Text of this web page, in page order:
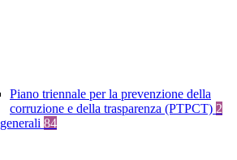
Piano triennale per la prevenzione della
corruzione e della trasparenza (PTPCT) 2
84